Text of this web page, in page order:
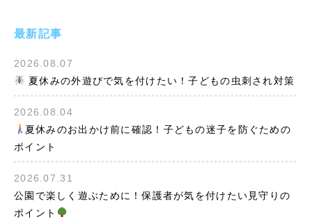
最新記事
2026.08.07
夏休みの外遊びで気を付けたい！子どもの虫刺され対策
2026.08.04
夏休みのお出かけ前に確認！子どもの迷子を防ぐための
ポイント
2026.07.31
公園で楽しく遊ぶために！保護者が気を付けたい見守りの
ポイント